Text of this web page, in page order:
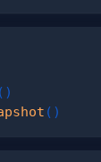
( )
( )